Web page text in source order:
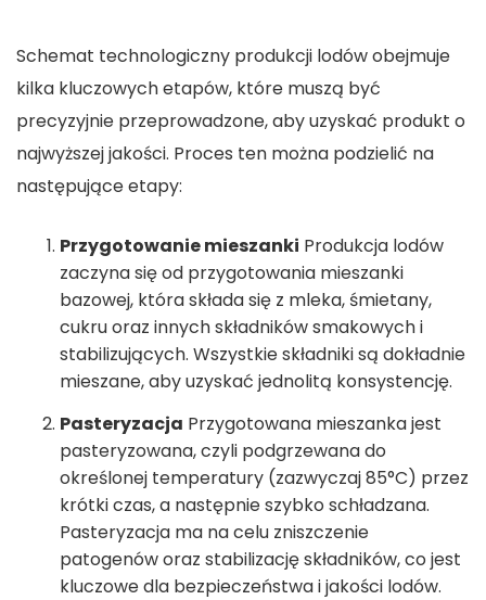
Schemat technologiczny produkcji lodów obejmuje
kilka kluczowych etapów, które muszą być
precyzyjnie przeprowadzone, aby uzyskać produkt o
najwyższej jakości. Proces ten można podzielić na
następujące etapy:
Przygotowanie mieszanki Produkcja lodów
zaczyna się od przygotowania mieszanki
bazowej, która składa się z mleka, śmietany,
cukru oraz innych składników smakowych i
stabilizujących. Wszystkie składniki są dokładnie
mieszane, aby uzyskać jednolitą konsystencję.
Pasteryzacja Przygotowana mieszanka jest
pasteryzowana, czyli podgrzewana do
określonej temperatury (zazwyczaj 85°C) przez
krótki czas, a następnie szybko schładzana.
Pasteryzacja ma na celu zniszczenie
patogenów oraz stabilizację składników, co jest
kluczowe dla bezpieczeństwa i jakości lodów.